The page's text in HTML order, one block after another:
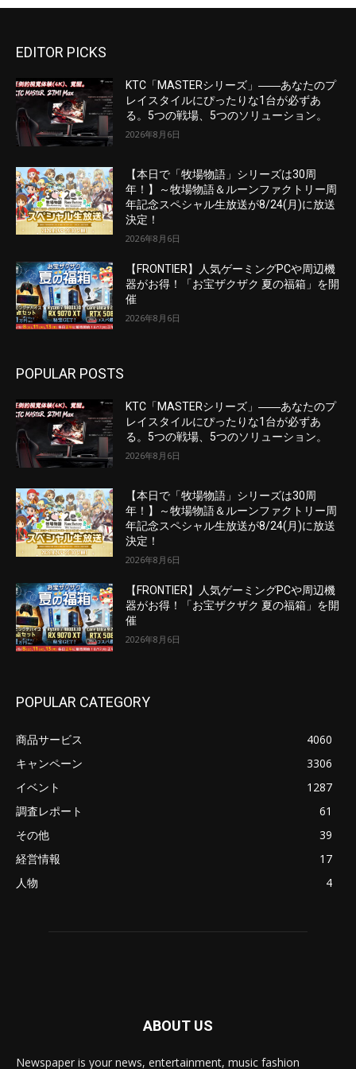
EDITOR PICKS
KTC「MASTERシリーズ」――あなたのプ
レイスタイルにぴったりな1台が必ずあ
る。5つの戦場、5つのソリューション。
2026年8月6日
【本日で「牧場物語」シリーズは30周
年！】～牧場物語＆ルーンファクトリー周
年記念スペシャル生放送が8/24(月)に放送
決定！
2026年8月6日
【FRONTIER】人気ゲーミングPCや周辺機
器がお得！「お宝ザクザク 夏の福箱」を開
催
2026年8月6日
POPULAR POSTS
KTC「MASTERシリーズ」――あなたのプ
レイスタイルにぴったりな1台が必ずあ
る。5つの戦場、5つのソリューション。
2026年8月6日
【本日で「牧場物語」シリーズは30周
年！】～牧場物語＆ルーンファクトリー周
年記念スペシャル生放送が8/24(月)に放送
決定！
2026年8月6日
【FRONTIER】人気ゲーミングPCや周辺機
器がお得！「お宝ザクザク 夏の福箱」を開
催
2026年8月6日
POPULAR CATEGORY
商品サービス
4060
キャンペーン
3306
イベント
1287
調査レポート
61
その他
39
経営情報
17
人物
4
ABOUT US
Newspaper is your news, entertainment, music fashion